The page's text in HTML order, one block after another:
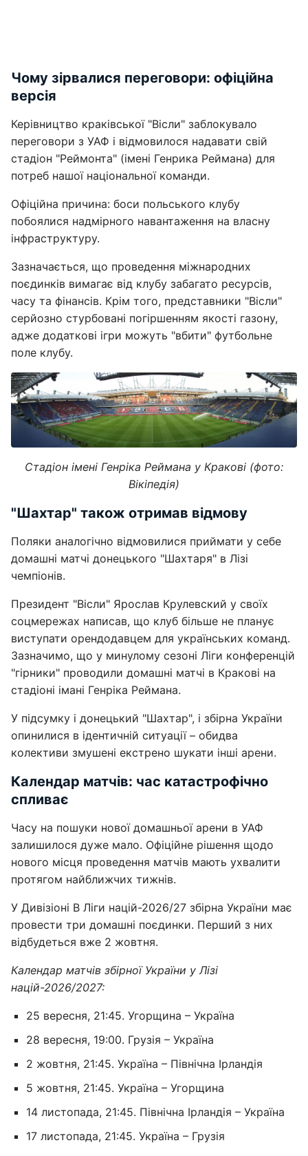
Чому зірвалися переговори: офіційна
версія
Керівництво краківської "Вісли" заблокувало
переговори з УАФ і відмовилося надавати свій
стадіон "Реймонта" (імені Генрика Реймана) для
потреб нашої національної команди.
Офіційна причина: боси польського клубу
побоялися надмірного навантаження на власну
інфраструктуру.
Зазначається, що проведення міжнародних
поєдинків вимагає від клубу забагато ресурсів,
часу та фінансів. Крім того, представники "Вісли"
серйозно стурбовані погіршенням якості газону,
адже додаткові ігри можуть "вбити" футбольне
поле клубу.
Стадіон імені Генріка Реймана у Кракові (фото:
Вікіпедія)
"Шахтар" також отримав відмову
Поляки аналогічно відмовилися приймати у себе
домашні матчі донецького "Шахтаря" в Лізі
чемпіонів.
Президент "Вісли" Ярослав Крулевский у своїх
соцмережах написав, що клуб більше не планує
виступати орендодавцем для українських команд.
Зазначимо, що у минулому сезоні Ліги конференцій
"гірники" проводили домашні матчі в Кракові на
стадіоні імані Генріка Реймана.
У підсумку і донецький "Шахтар", і збірна України
опинилися в ідентичній ситуації – обидва
колективи змушені екстрено шукати інші арени.
Календар матчів: час катастрофічно
спливає
Часу на пошуки нової домашньої арени в УАФ
залишилося дуже мало. Офіційне рішення щодо
нового місця проведення матчів мають ухвалити
протягом найближчих тижнів.
У Дивізіоні B Ліги націй-2026/27 збірна України має
провести три домашні поєдинки. Перший з них
відбудеться вже 2 жовтня.
Календар матчів збірної України у Лізі
націй-2026/2027:
25 вересня, 21:45. Угорщина – Україна
28 вересня, 19:00. Грузія – Україна
2 жовтня, 21:45. Україна – Північна Ірландія
5 жовтня, 21:45. Україна – Угорщина
14 листопада, 21:45. Північна Ірландія – Україна
17 листопада, 21:45. Україна – Грузія